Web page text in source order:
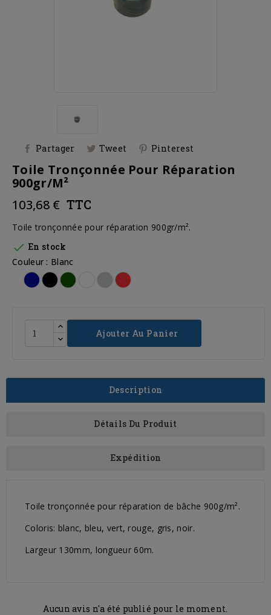
Partager Tweet Pinterest
Toile Tronçonnée Pour Réparation
900gr/m²
103,68 € TTC
Toile tronçonnée pour réparation 900gr/m².
 En stock
Couleur : Blanc
Bleu Noir BlancGris
Clair
Rouge
Ajouter Au Panier
Description
Détails Du Produit
Expédition
Toile tronçonnée pour réparation de bâche 900g/m².
Coloris: blanc, bleu, vert, rouge, gris, noir.
Largeur 130mm, longueur 60m.
Aucun avis n'a été publié pour le moment.